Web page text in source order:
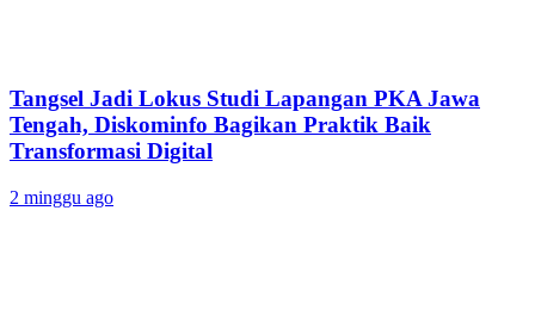
Tangsel Jadi Lokus Studi Lapangan PKA Jawa
Tengah, Diskominfo Bagikan Praktik Baik
Transformasi Digital
2 minggu ago